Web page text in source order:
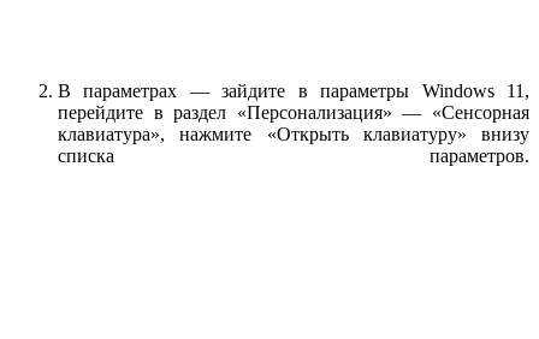
В параметрах — зайдите в параметры Windows 11,
перейдите в раздел «Персонализация» — «Сенсорная
клавиатура», нажмите «Открыть клавиатуру» внизу
списка параметров.